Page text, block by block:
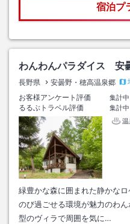
宿泊プ
わんわんパラダイス 安
長野県 安曇野・穂高温泉郷
お客様アンケート評価
集計中
るるぶトラベル評価
集計中
温
緑豊かな森に囲まれた静かな
のび過ごせる環境が魅力のわ
型のヴィラで周囲を気に…